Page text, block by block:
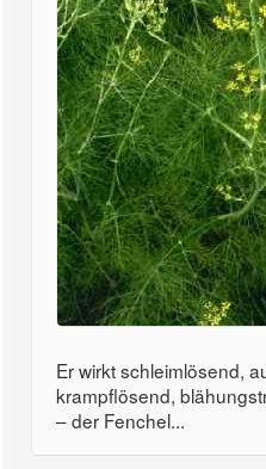
Er wirkt schleimlösend,
krampflösend,
– der Fenchel...